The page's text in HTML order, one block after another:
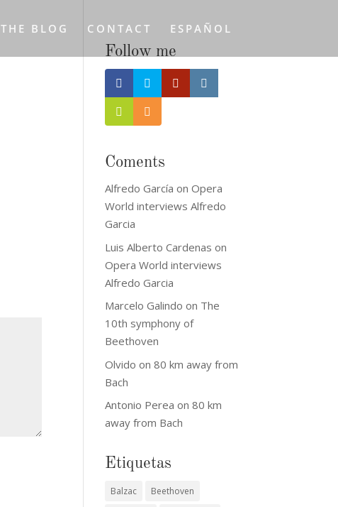
THE BLOG CONTACT ESPAÑOL
Follow me
Coments
Alfredo García onOpera
World interviews Alfredo
Garcia
Luis Alberto Cardenas on
Opera World interviews
Alfredo Garcia
Marcelo Galindo on The
10th symphony of
Beethoven
Olvido on80 km away from
Bach
Antonio Perea on80 km
away from Bach
Etiquetas
Balzac
Beethoven